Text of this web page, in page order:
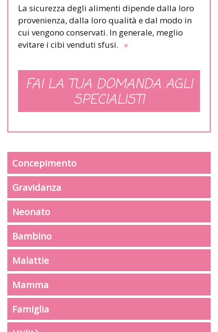
La sicurezza degli alimenti dipende dalla loro
provenienza, dalla loro qualità e dal modo in
cui vengono conservati. In generale, meglio
evitare i cibi venduti sfusi. »
FAI LA TUA DOMANDA AGLI
SPECIALISTI
Concepimento
Gravidanza
Neonato
Bambino
Malattie
Mamma
Famiglia